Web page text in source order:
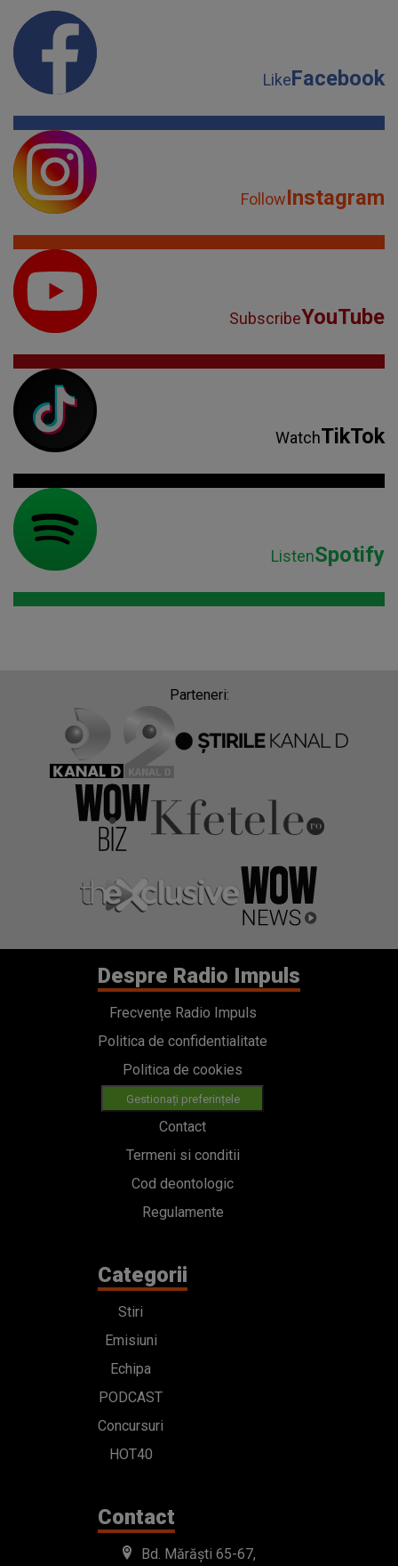
LikeFacebook
FollowInstagram
SubscribeYouTube
WatchTikTok
ListenSpotify
Parteneri:
Despre Radio Impuls
Frecvențe Radio Impuls
Politica de confidentialitate
Politica de cookies
Gestionați preferințele
Contact
Termeni si conditii
Cod deontologic
Regulamente
Categorii
Stiri
Emisiuni
Echipa
PODCAST
Concursuri
HOT40
Contact
Bd. Mărăști 65-67,